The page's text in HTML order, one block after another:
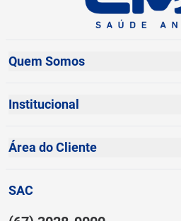
Quem Somos
Fale Conosco
Blog
Institucional
Termos e Condições
Área do Cliente
SAC